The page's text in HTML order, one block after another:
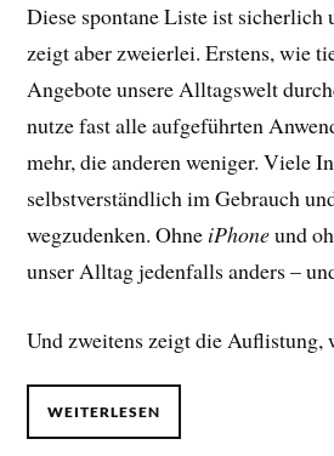
Diese spontane Liste ist sicherlich
zeigt aber zweierlei. Erstens, wie
Angebote unsere Alltagswelt
nutze fast alle aufgeführten
mehr, die anderen weniger. Viele
selbstverständlich im Gebrauch
wegzudenken. Ohne iPhoneund
unser Alltag jedenfalls anders –
Und zweitens zeigt die Auflistung,
WEITERLESEN